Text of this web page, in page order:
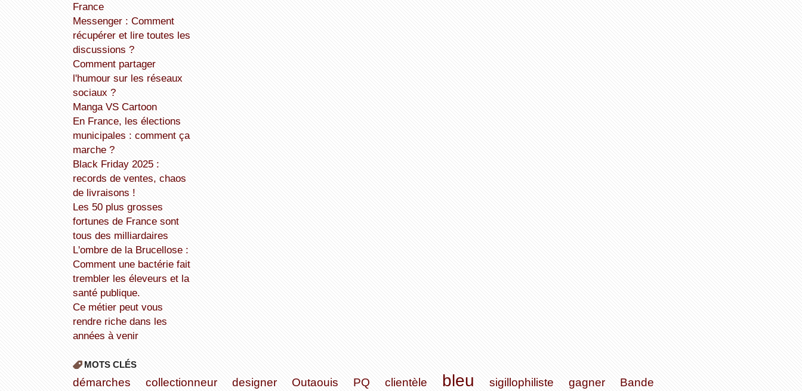
France
Messenger : Comment
récupérer et lire toutes les
discussions ?
Comment partager
l'humour sur les réseaux
sociaux ?
Manga VS Cartoon
En France, les élections
municipales : comment ça
marche ?
Black Friday 2025 :
records de ventes, chaos
de livraisons !
Les 50 plus grosses
fortunes de France sont
tous des milliardaires
L'ombre de la Brucellose :
Comment une bactérie fait
trembler les éleveurs et la
santé publique.
Ce métier peut vous
rendre riche dans les
années à venir
MOTS CLÉS
démarches collectionneur designer Outaouis PQ clientèle bleu sigillophiliste gagner
Bande